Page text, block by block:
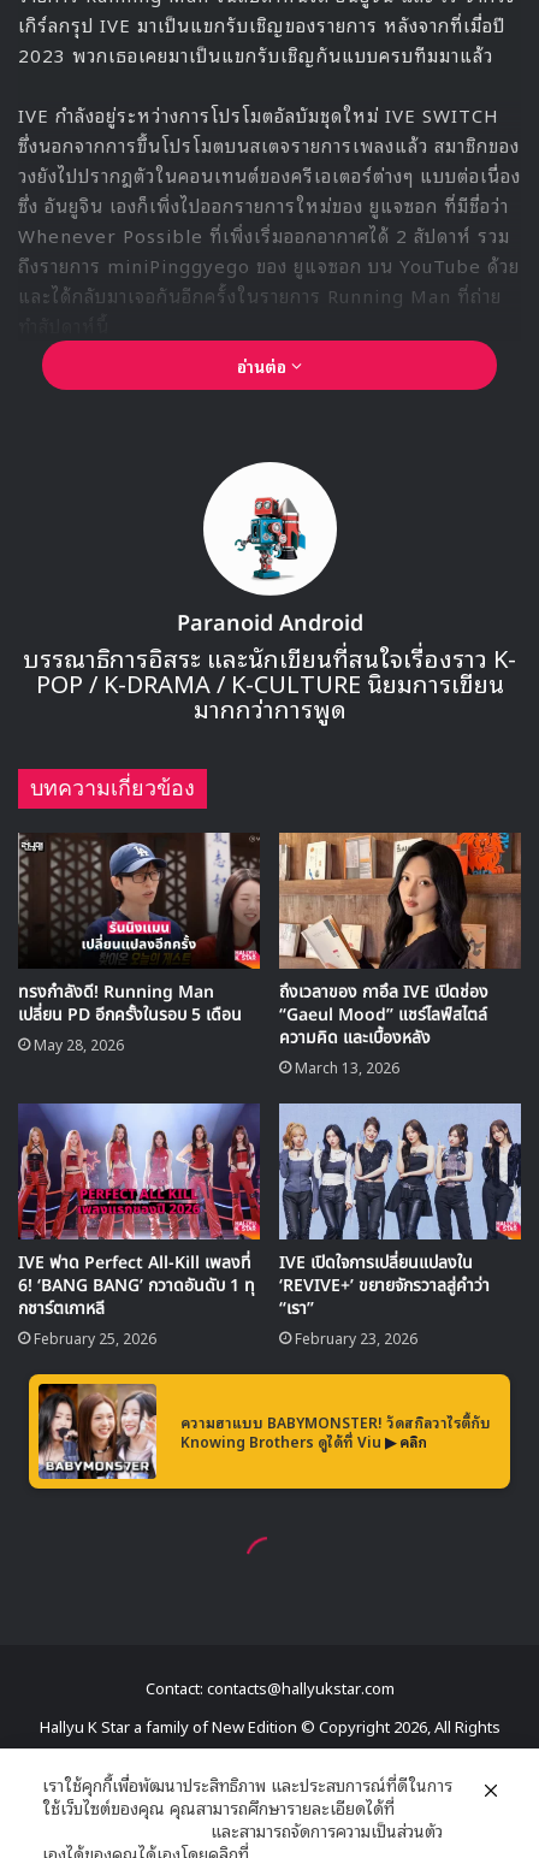
ความสง่างามของ ฮงแฮอิน ที่ถูกยกให้เป็นราชินีแห่งห้างสรรพ
สินค้าควีนส์ ย่อมมาพร้อมกับชุดที่เริศหรู ดูดีในทุกๆ ฉาก ซึ่ง
ตลอดการออกอากาศของ Queen of Tears คิมจีวอน ได้ใส่ชุด
มากถึง 166 ชุด คิดเฉลี่ยเป็น 16 ชุดต่อตอน โดย คิมจีวอน ได้
เปิดเผยว่าหนึ่งในการบ้านที่เธอต้องทำก่อนเริ่มการถ่ายทำก็คือ
การศึกษาเรื่องสไตล์การแต่งตัวว่าลุคของทายาทตระกูลแชบอล
ควรออกมาเป็นอย่างไร ซึ่งในการถ่ายทำทีมงานก็ได้ช่วยแต่งตัว
ให้กับเธอออกมาจนสมกับการเป็น ‘ควีน’
นอกจากนี้ยังมีสถิติที่เป็นตัวเลขที่น่าสนใจอีกหลายด้านที่ถูกเปิด
เผยออกมา อย่างการใช้นักแสดงทั้งเรื่องมากถึง 793 คน ตลอด
การทำงานของโปรดัคชันและการถ่ายทำ 331 วัน และที่จะขาด
ไปไม่ได้เลยคือตัวเลขสถิติเรตติ้ง 24.9% ที่เป็นสถิติใหม่ของช่อง
tvN และบนแพลตฟอร์มของ Netflix ก็มีชั่วโมงการรับชมรวม
ทั่วโลกสูงถึง 460.7 ล้านชั่วโมง
Kim Jiwon
Kim Soohyun
Queen of Tears
Contact: contacts@hallyukstar.com
Hallyu K Star a family of New Edition © Copyright 2026, All Rights
Facebook
X YouTube
RSS
Dailymotion
เราใช้คุกกี้เพื่อพัฒนาประสิทธิภาพ และประสบการณ์ที่ดีในการ
ใช้เว็บไซต์ของคุณ คุณสามารถศึกษารายละเอียดได้ที่
และสามารถจัดการความเป็นส่วนตัว